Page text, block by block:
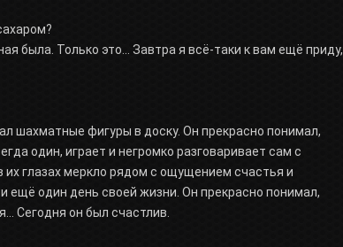
была. Только это... Завтра я всё-таки к вам ещё приду,
шахматные фигуры в доску. Он прекрасно понимал,
один, играет и негромко разговаривает сам с
глазах меркло рядом с ощущением счастья и
ещё один день своей жизни. Он прекрасно понимал,
Сегодня он был счастлив.